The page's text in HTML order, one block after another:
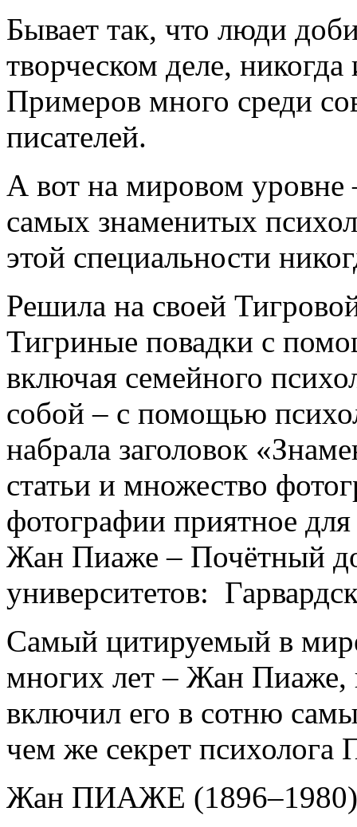
Бывает так, что люди
творческом деле,
Примеров много среди
писателей.
А вот на мировом уровне
самых знаменитых
этой специальности
Решила на своей
Тигриные повадки с
включая семейного
собой – с помощью
набрала заголовок
статьи и множество
фотографии приятное
Жан Пиаже – Почётный
университетов:
Самый цитируемый в
многих лет – Жан
включил его в сотню
чем же секрет психолога
Жан ПИАЖЕ (1896–1980)